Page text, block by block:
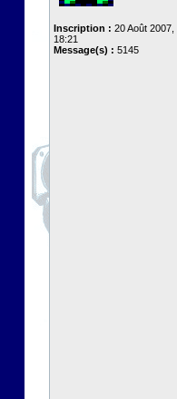
Inscription : 20 Août 2007,
18:21
Message(s) : 5145